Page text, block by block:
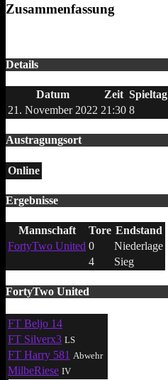
Zusammenfassung
Details
Datum Zeit Spieltag
21. November 2022 21:30 8
Austragungsort
Online
Ergebnisse
Mannschaft Tore Endstand
FortyTwo United 0
Niederlage
4
Sieg
FortyTwo United
FT Beljo 14
FT Silverx3 LS
FT Harry 581 Abwehr
MilbeRiese IV